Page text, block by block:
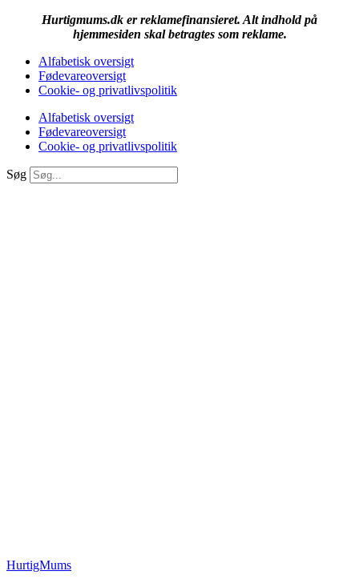
Hurtigmums.dk er reklamefinansieret. Alt indhold på
hjemmesiden skal betragtes som reklame.
Alfabetisk oversigt
Fødevareoversigt
Cookie- og privatlivspolitik
Alfabetisk oversigt
Fødevareoversigt
Cookie- og privatlivspolitik
Søg
HurtigMums